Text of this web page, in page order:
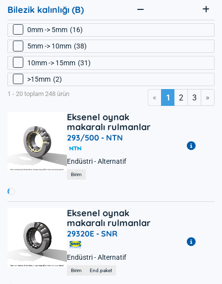
Bilezik kalınlığı (B)
0mm -> 5mm 16
5mm -> 10mm
38
10mm -> 15mm 31
>15mm 2
1 - 20 toplam 248 ürün « 1 2 3 »
Eksenel oynak
makaralı rulmanlar
293/500 - NTN
Endüstri - Alternatif
Birim
Eksenel oynak
makaralı rulmanlar
29320E - SNR
Endüstri - Alternatif
Birim End.paket